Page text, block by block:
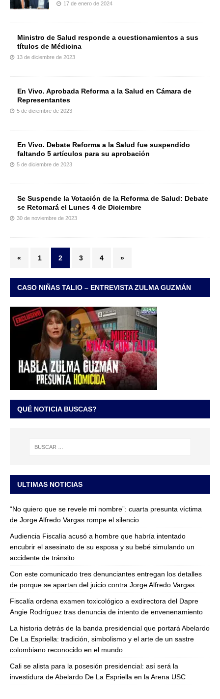
17 de enero de 2024
Ministro de Salud responde a cuestionamientos a sus
títulos de Médicina
13 de diciembre de 2023
En Vivo. Aprobada Reforma a la Salud en Cámara de
Representantes
5 de diciembre de 2023
En Vivo. Debate Reforma a la Salud fue suspendido
faltando 5 artículos para su aprobación
5 de diciembre de 2023
Se Suspende la Votación de la Reforma de Salud: Debate
se Retomará el Lunes 4 de Diciembre
30 de noviembre de 2023
« 1 2 3 4 »
CASO NIÑAS TALIO – ENTREVISTA ZULMA GUZMÁN
QUÉ NOTICIA BUSCAS?
ULTIMAS NOTICIAS
“No quiero que se revele mi nombre”: cuarta presunta víctima
de Jorge Alfredo Vargas rompe el silencio
Audiencia Fiscalía acusó a hombre que habría intentado
encubrir el asesinato de su esposa y su bebé simulando un
accidente de tránsito
Con este comunicado tres denunciantes entregan los detalles
de porque se apartan del juicio contra Jorge Alfredo Vargas
Fiscalía ordena examen toxicológico a exdirectora del Dapre
Angie Rodríguez tras denuncia de intento de envenenamiento
La historia detrás de la banda presidencial que portará Abelardo
De La Espriella: tradición, simbolismo y el arte de un sastre
colombiano reconocido en el mundo
Cali se alista para la posesión presidencial: así será la
investidura de Abelardo De La Espriella en la Arena USC